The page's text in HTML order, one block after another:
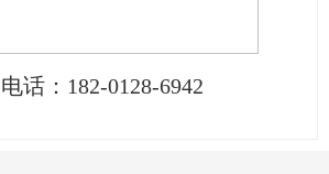
电话： 182-0128-6942